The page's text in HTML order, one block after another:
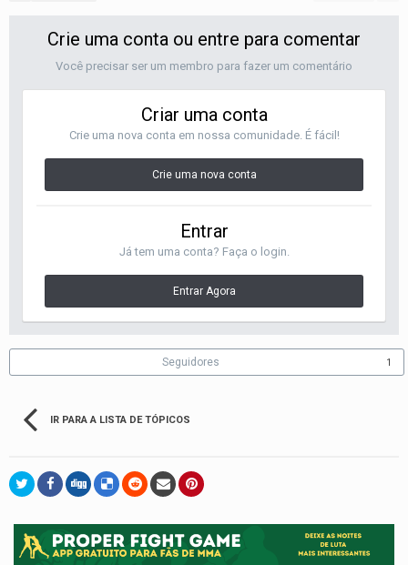
Crie uma conta ou entre para comentar
Você precisar ser um membro para fazer um comentário
Criar uma conta
Crie uma nova conta em nossa comunidade. É fácil!
Crie uma nova conta
Entrar
Já tem uma conta? Faça o login.
Entrar Agora
Seguidores 1
IR PARA A LISTA DE TÓPICOS